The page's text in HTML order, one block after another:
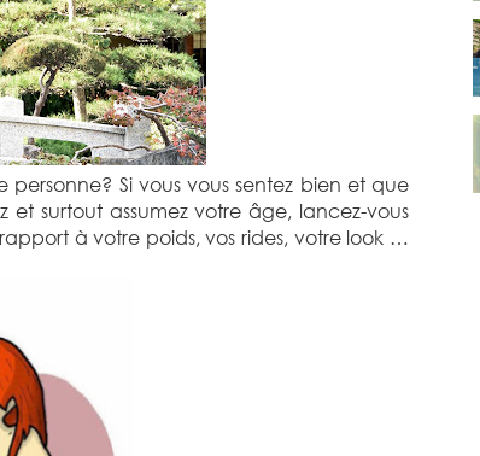
Si vous vous sentez bien et que
surtout assumez votre âge, lancez-vous
à votre poids, vos rides, votre look …